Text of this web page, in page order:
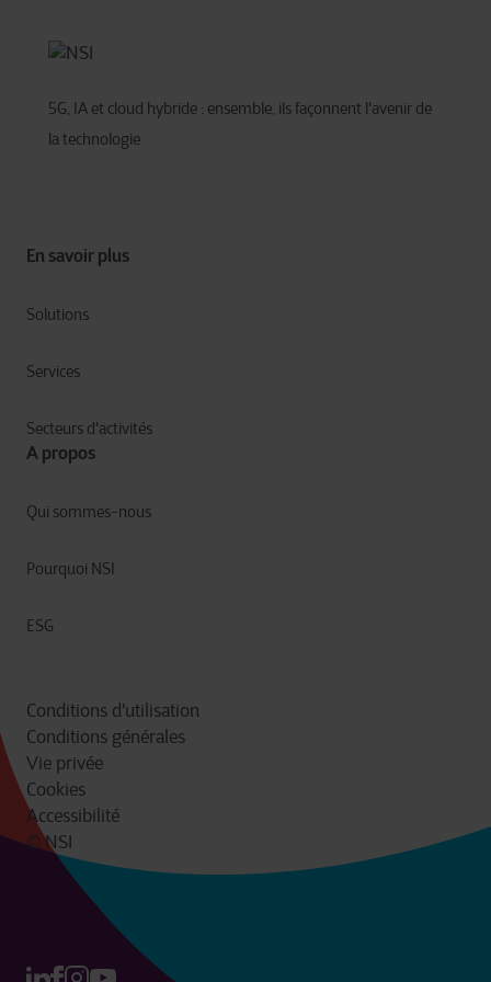
désactivez certains cookies, veuillez noter que certains
affectés et interférer avec votre expérience sur le site et
les services que nous pouvons offrir.
5G, IA et cloud hybride : ensemble, ils façonnent l'avenir de
la technologie
En savoir plus
Solutions
Services
Secteurs d'activités
A propos
Qui sommes-nous
Pourquoi NSI
ESG
Conditions d'utilisation
Conditions générales
Vie privée
Cookies
Accessibilité
© NSI